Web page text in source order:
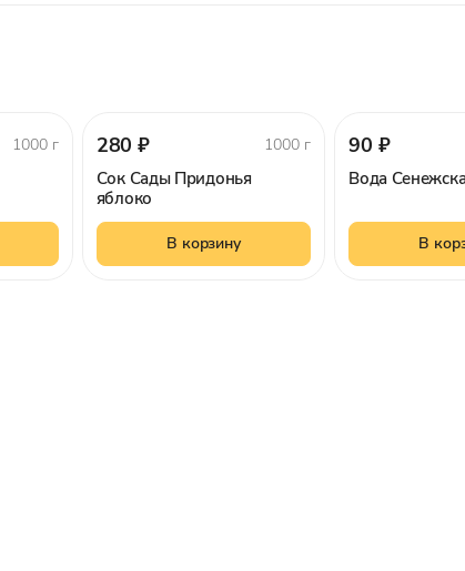
1000 г 280 ₽ 1000 г
Сок Сады Придонья
яблоко
В корзину
90 ₽
Вода
В